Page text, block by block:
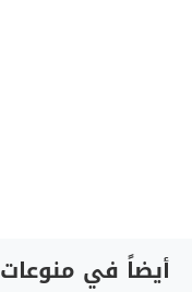
أيضاً في منوعات